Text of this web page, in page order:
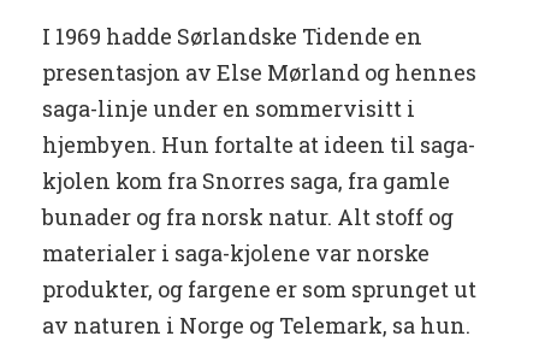
I 1969 hadde Sørlandske Tidende en
presentasjon av Else Mørland og hennes
saga-linje under en sommervisitt i
hjembyen. Hun fortalte at ideen til saga-
kjolen kom fra Snorres saga, fra gamle
bunader og fra norsk natur. Alt stoff og
materialer i saga-kjolene var norske
produkter, og fargene er som sprunget ut
av naturen i Norge og Telemark, sa hun.